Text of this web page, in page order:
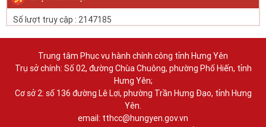
Số lượt truy cập : 2147185
Trung tâm Phục vụ hành chính công tỉnh Hưng Yên
Trụ sở chính: Số 02, đường Chùa Chuông, phường Phố Hiến, tỉnh
Hưng Yên;
Cơ sở 2: số 136 đường Lê Lợi, phường Trần Hưng Đạo, tỉnh Hưng
Yên.
email: tthcc@hungyen.gov.vn